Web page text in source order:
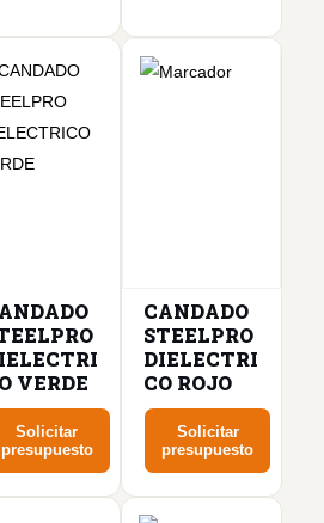
VERDE
Solicitar
presupuesto
CANDADO
STEELPRO
DIELECTRI
CO ROJO
Solicitar
presupuesto